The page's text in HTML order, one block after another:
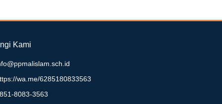
Kami
wa.me/6285180833563
8083-3563